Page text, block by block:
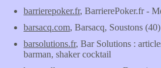
barrierepoker.fr, BarrierePoker.fr -
barsacq.com, Barsacq, Soustons (40)
barsolutions.fr, Bar Solutions :
barman, shaker cocktail